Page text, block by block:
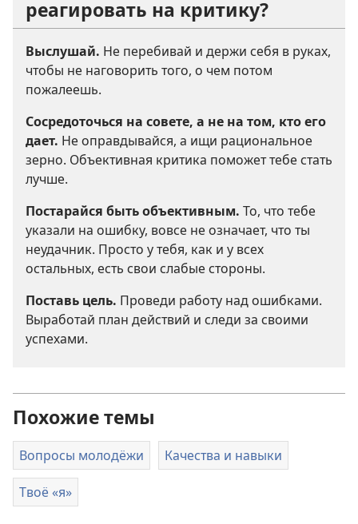
реагировать на критику?
Выслушай. Не перебивай и держи себя в руках,
чтобы не наговорить того, о чем потом
пожалеешь.
Сосредоточься на совете, а не на том, кто его
дает. Не оправдывайся, а ищи рациональное
зерно. Объективная критика поможет тебе стать
лучше.
Постарайся быть объективным. То, что тебе
указали на ошибку, вовсе не означает, что ты
неудачник. Просто у тебя, как и у всех
остальных, есть свои слабые стороны.
Поставь цель. Проведи работу над ошибками.
Выработай план действий и следи за своими
успехами.
Похожие темы
Вопросы молодёжи Качества и навыки
Твоё «я»